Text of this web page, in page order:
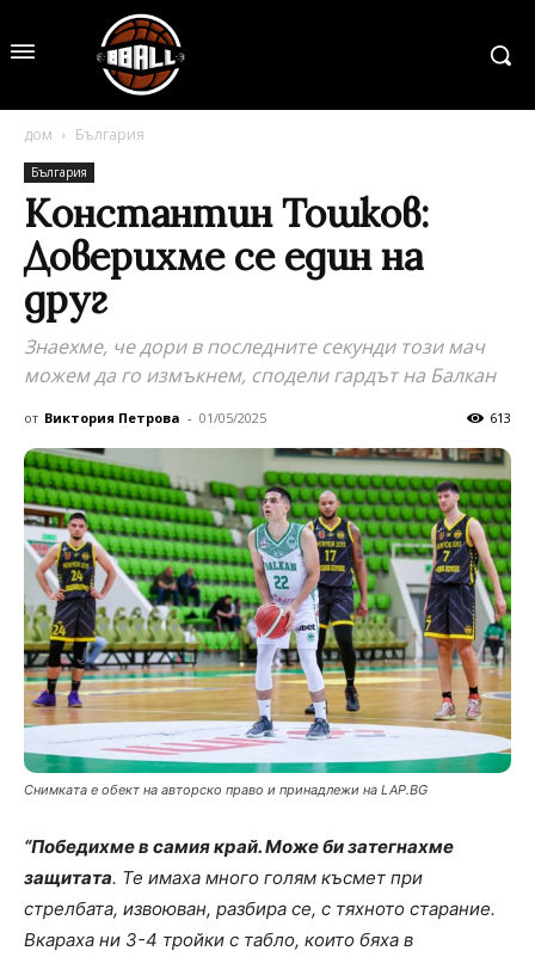
дом България
България
Константин Тошков:
Доверихме се един на
друг
Знаехме, че дори в последните секунди този мач
можем да го измъкнем, сподели гардът на Балкан
от Виктория Петрова - 01/05/2025 613
Снимката е обект на авторско право и принадлежи на LAP.BG
“Победихме в самия край. Може би затегнахме
защитата. Те имаха много голям късмет при
стрелбата, извоюван, разбира се, с тяхното старание.
Вкараха ни 3-4 тройки с табло, които бяха в